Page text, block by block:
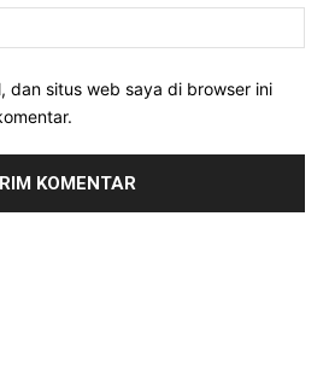
dan situs web saya di browser ini